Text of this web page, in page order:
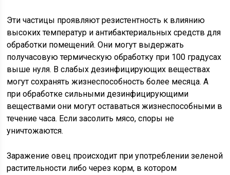
Эти частицы проявляют резистентность к влиянию
высоких температур и антибактериальных средств для
обработки помещений. Они могут выдержать
получасовую термическую обработку при 100 градусах
выше нуля. В слабых дезинфицирующих веществах
могут сохранять жизнеспособность более месяца. А
при обработке сильными дезинфицирующими
веществами они могут оставаться жизнеспособными в
течение часа. Если засолить мясо, споры не
уничтожаются.
Заражение овец происходит при употреблении зеленой
растительности либо через корм, в котором